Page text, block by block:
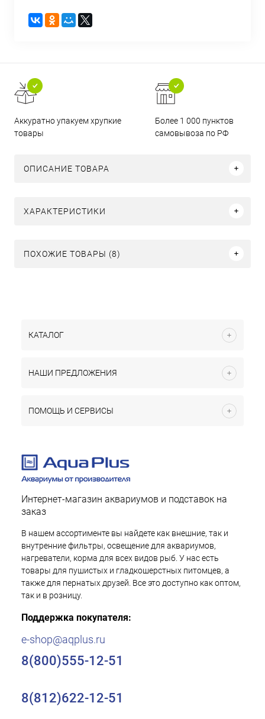
Аккуратно упакуем хрупкие
товары
Более 1 000 пунктов
самовывоза по РФ
ОПИСАНИЕ ТОВАРА
ХАРАКТЕРИСТИКИ
ПОХОЖИЕ ТОВАРЫ (8)
КАТАЛОГ
НАШИ ПРЕДЛОЖЕНИЯ
ПОМОЩЬ И СЕРВИСЫ
Интернет-магазин аквариумов и подставок на
заказ
В нашем ассортименте вы найдете как внешние, так и
внутренние фильтры, освещение для аквариумов,
нагреватели, корма для всех видов рыб. У нас есть
товары для пушистых и гладкошерстных питомцев, а
также для пернатых друзей. Все это доступно как оптом,
так и в розницу.
Поддержка покупателя:
e-shop@aqplus.ru
8(800)555-12-51
8(812)622-12-51